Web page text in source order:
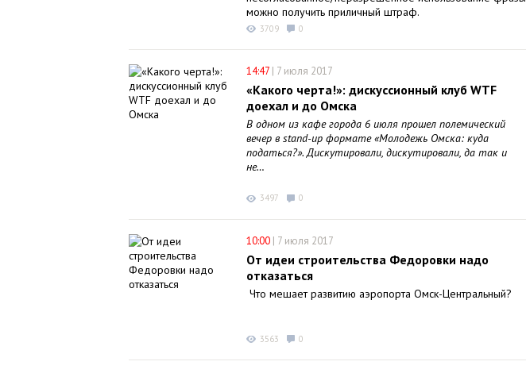
можно получить приличный штраф.
3709 0
14:47 | 7 июля 2017
«Какого черта!»: дискуссионный клуб WTF
доехал и до Омска
В одном из кафе города 6 июля прошел полемический
вечер в stand-up формате «Молодежь Омска: куда
податься?». Дискутировали, дискутировали, да так и
не…
3497 0
10:00 | 7 июля 2017
От идеи строительства Федоровки надо
отказаться
Что мешает развитию аэропорта Омск-Центральный?
3563 0